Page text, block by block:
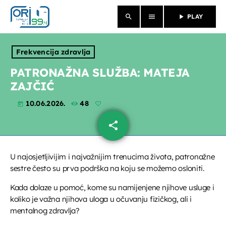
search menu play_arrow PLAY
close
NASLOVNICA
O NAMA
PROGRAM
PROPUSTILI STE
EMISIJE
Frekvencija zdravlja
PATRONAŽNA SLUŽBA: MATEJA
ZAJČIĆ
today 10.06.2026. 48
share
email
U najosjetljivijim i najvažnijim trenucima života, patronažne
sestre često su prva podrška na koju se možemo osloniti.
Kada dolaze u pomoć, kome su namijenjene njihove usluge i
koliko je važna njihova uloga u očuvanju fizičkog, ali i
mentalnog zdravlja?